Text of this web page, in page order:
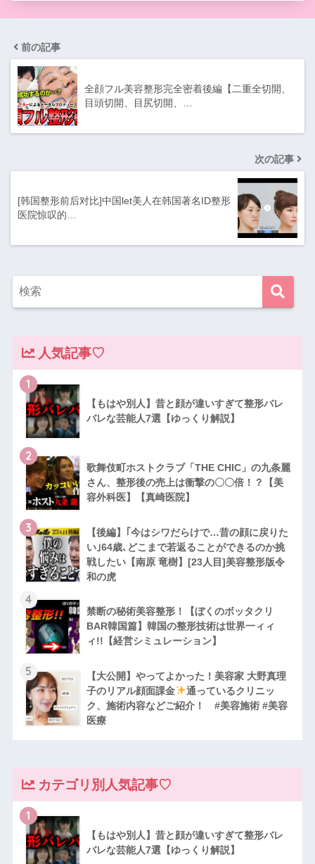
前の記事
全顔フル美容整形完全密着後編【二重全切開、
目頭切開、目尻切開、…
次の記事
[韩国整形前后对比]中国let美人在韩国著名ID整形
医院惊叹的…
人気記事♡
1
【もはや別人】昔と顔が違いすぎて整形バレ
バレな芸能人7選【ゆっくり解説】
2
歌舞伎町ホストクラブ「THE CHIC」の九条麗
さん、整形後の売上は衝撃の〇〇倍！？【美
容外科医】【真崎医院】
3
【後編】｢今はシワだらけで…昔の顔に戻りた
い｣64歳､どこまで若返ることができるのか挑
戦したい【南原 竜樹】[23人目]美容整形版令
和の虎
4
禁断の秘術美容整形！【ぼくのボッタクリ
BAR韓国篇】韓国の整形技術は世界一ィィ
ィ!!【経営シミュレーション】
5
【大公開】やってよかった！美容家 大野真理
子のリアル顔面課金
通っているクリニッ
ク、施術内容などご紹介！ #美容施術 #美容
医療
カテゴリ別人気記事♡
1
【もはや別人】昔と顔が違いすぎて整形バレ
バレな芸能人7選【ゆっくり解説】